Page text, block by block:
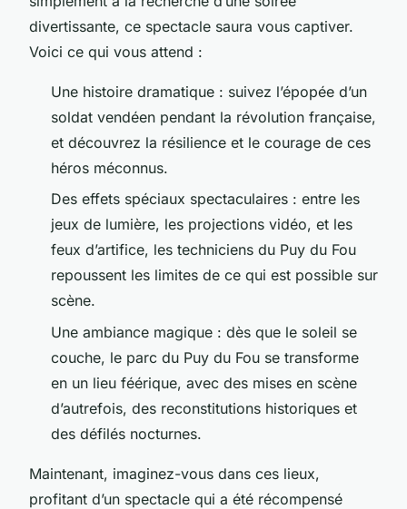
divertissante, ce spectacle saura vous captiver.
Voici ce qui vous attend :
Une histoire dramatique : suivez l’épopée d’un
soldat vendéen pendant la révolution française,
et découvrez la résilience et le courage de ces
héros méconnus.
Des effets spéciaux spectaculaires : entre les
jeux de lumière, les projections vidéo, et les
feux d’artifice, les techniciens du Puy du Fou
repoussent les limites de ce qui est possible sur
scène.
Une ambiance magique : dès que le soleil se
couche, le parc du Puy du Fou se transforme
en un lieu féérique, avec des mises en scène
d’autrefois, des reconstitutions historiques et
des défilés nocturnes.
Maintenant, imaginez-vous dans ces lieux,
profitant d’un spectacle qui a été récompensé